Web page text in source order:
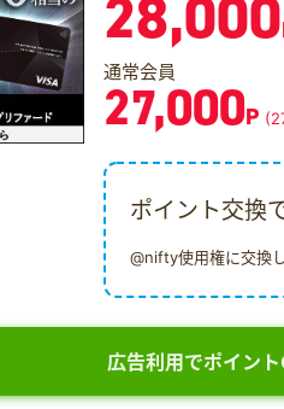
28,000
通常会員
27,000P
ポイント交換
@nifty使用権に交換
広告利用でポイン